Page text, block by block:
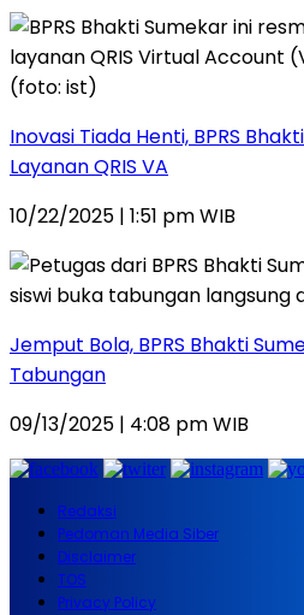
Inovasi Tiada Henti, BPRS
Layanan QRIS VA
10/22/2025 | 1:51 pm WIB
Jemput Bola, BPRS Bhakti
Tabungan
09/13/2025 | 4:08 pm WIB
Redaksi
Pedoman Media Siber
Disclaimer
TOS
Privacy Policy